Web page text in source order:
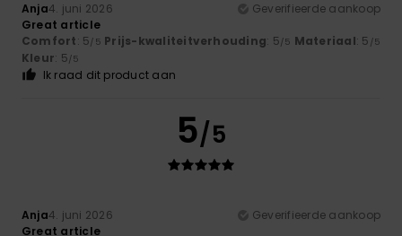
Anja4. juni 2026
Geverifieerde aankoop
Great article
Comfort: 5/5 Prijs-kwaliteitverhouding: 5/5 Materiaal: 5 /5
Kleur: 5/5
Ik raad dit product aan
5/5
Anja4. juni 2026
Geverifieerde aankoop
Great article